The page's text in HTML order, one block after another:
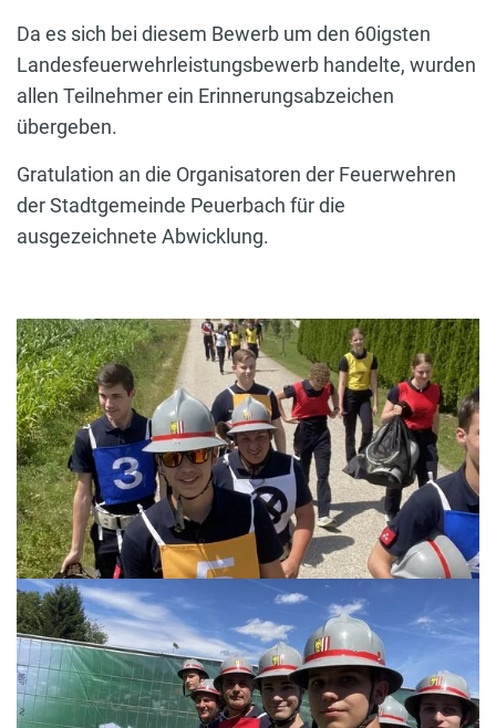
Da es sich bei diesem Bewerb um den 60igsten
Landesfeuerwehrleistungsbewerb handelte, wurden
allen Teilnehmer ein Erinnerungsabzeichen
übergeben.
Gratulation an die Organisatoren der Feuerwehren
der Stadtgemeinde Peuerbach für die
ausgezeichnete Abwicklung.